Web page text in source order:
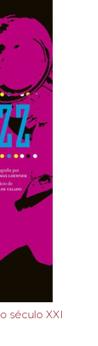
ao século XXI